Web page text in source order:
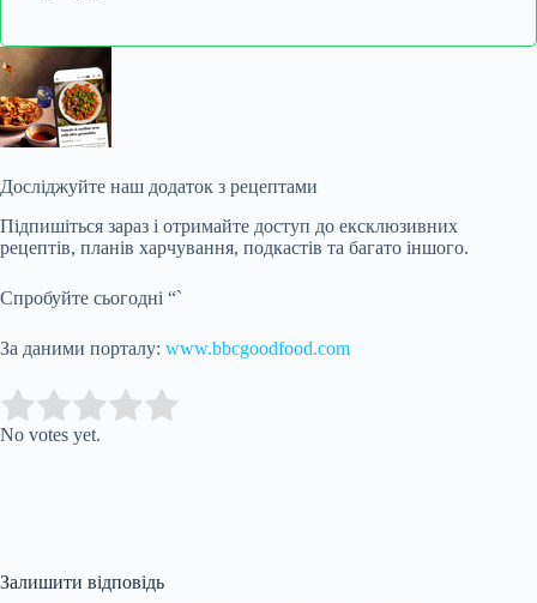
Досліджуйте наш додаток з рецептами
Підпишіться зараз і отримайте доступ до ексклюзивних
рецептів, планів харчування, подкастів та багато іншого.
Спробуйте сьогодні “`
За даними порталу: www.bbcgoodfood.com
Rate this item:
No votes yet.
Залишити відповідь